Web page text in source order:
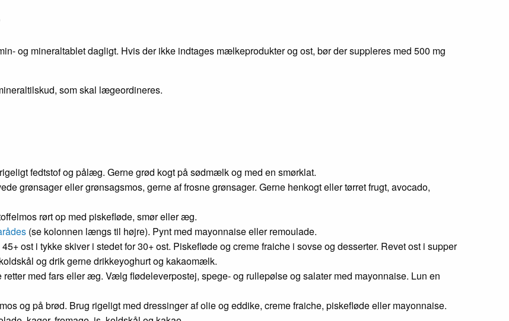
og mineraltablet dagligt. Hvis der ikke indtages mælkeprodukter og ost, bør der suppleres med 500 mg
som skal lægeordineres.
fedtstof og pålæg. Gerne grød kogt på sødmælk og med en smørklat.
grønsager eller grønsagsmos, gerne af frosne grønsager. Gerne henkogt eller tørret frugt, avocado,
rørt op med piskefløde, smør eller æg.
(se kolonnen længs til højre). Pynt med mayonnaise eller remoulade.
ost i tykke skiver i stedet for 30+ ost. Piskefløde og creme fraiche i sovse og desserter. Revet ost i supper
og drik gerne drikkeyoghurt og kakaomælk.
med fars eller æg. Vælg flødeleverpostej, spege- og rullepølse og salater med mayonnaise. Lun en
og på brød. Brug rigeligt med dressinger af olie og eddike, creme fraiche, piskefløde eller mayonnaise.